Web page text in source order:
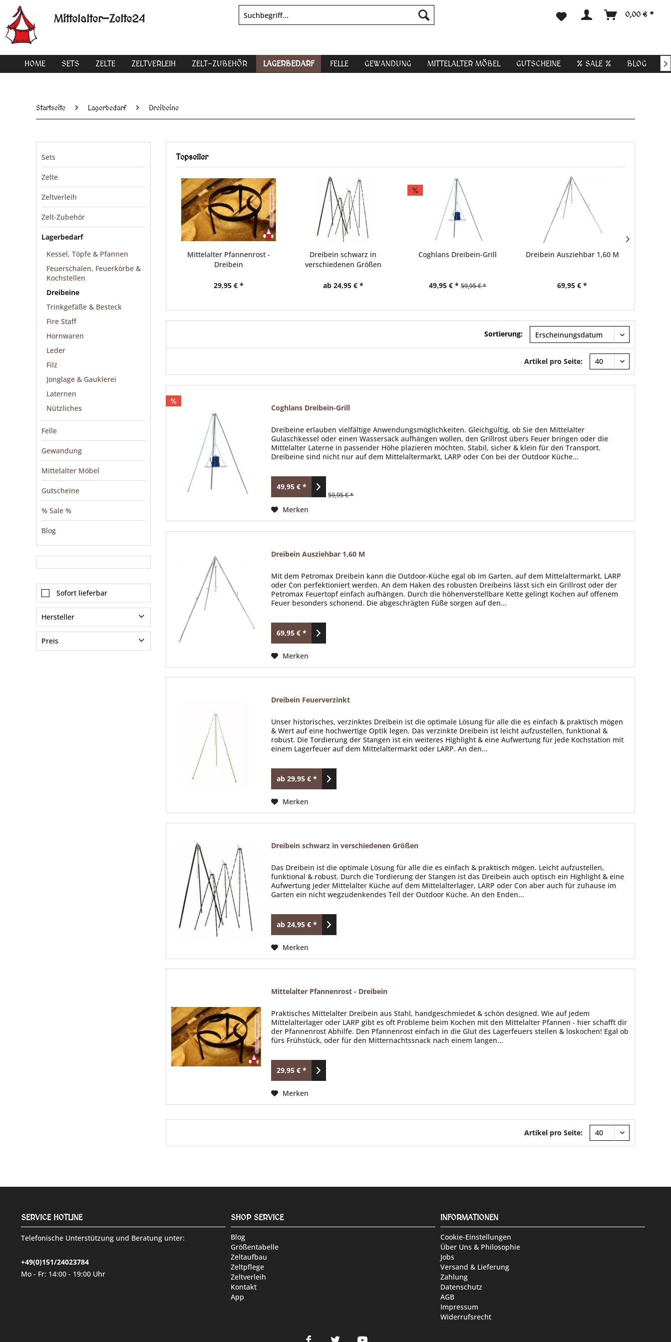
Mittelalter-Zelte24 0,00 € *
HOME SETS ZELTE ZELTVERLEIH ZELT-ZUBEHÖR LAGERBEDARF FELLE GEWANDUNG MITTELALTER MÖBEL GUTSCHEINE % SALE % BLOG 
Startseite Lagerbedarf Dreibeine
Sets
Zelte
Zeltverleih
Zelt-Zubehör
Lagerbedarf
Kessel, Töpfe & Pfannen
Feuerschalen, Feuerkörbe &
Kochstellen
Dreibeine
Trinkgefäße & Besteck
Fire Staff
Hornwaren
Leder
Filz
Jonglage & Gauklerei
Laternen
Nützliches
Felle
Gewandung
Mittelalter Möbel
Gutscheine
% Sale %
Blog
Sofort lieferbar
Hersteller
Mittelalter-Zelte24
Preis
Topseller
Mittelalter Pfannenrost -
Dreibein
29,95 € *
Dreibein schwarz in
verschiedenen Größen
ab 24,95 € *
Coghlans Dreibein-Grill
49,95 € * 59,95 € *
Dreibein Ausziehbar 1,60 M
69,95 € *
Sortierung:
Artikel pro Seite:
Coghlans Dreibein-Grill
Dreibeine erlauben vielfältige Anwendungsmöglichkeiten. Gleichgültig, ob Sie den Mittelalter
Gulaschkessel oder einen Wassersack aufhängen wollen, den Grillrost übers Feuer bringen oder die
Mittelalter Laterne in passender Höhe plazieren möchten. Stabil, sicher & klein für den Transport.
Dreibeine sind nicht nur auf dem Mittelaltermarkt, LARP oder Con bei der Outdoor Küche...
49,95 € *
59,95 € *
Merken
Dreibein Ausziehbar 1,60 M
Mit dem Petromax Dreibein kann die Outdoor-Küche egal ob im Garten, auf dem Mittelaltermarkt, LARP
oder Con perfektioniert werden. An dem Haken des robusten Dreibeins lässt sich ein Grillrost oder der
Petromax Feuertopf einfach aufhängen. Durch die höhenverstellbare Kette gelingt Kochen auf offenem
Feuer besonders schonend. Die abgeschrägten Füße sorgen auf den...
69,95 € *
Merken
Dreibein Feuerverzinkt
Unser historisches, verzinktes Dreibein ist die optimale Lösung für alle die es einfach & praktisch mögen
& Wert auf eine hochwertige Optik legen. Das verzinkte Dreibein ist leicht aufzustellen, funktional &
robust. Die Tordierung der Stangen ist ein weiteres Highlight & eine Aufwertung für jede Kochstation mit
einem Lagerfeuer auf dem Mittelaltermarkt oder LARP. An den...
ab 29,95 € *
Merken
Dreibein schwarz in verschiedenen Größen
Das Dreibein ist die optimale Lösung für alle die es einfach & praktisch mögen. Leicht aufzustellen,
funktional & robust. Durch die Tordierung der Stangen ist das Dreibein auch optisch ein Highlight & eine
Aufwertung jeder Mittelalter Küche auf dem Mittelalterlager, LARP oder Con aber auch für zuhause im
Garten ein nicht wegzudenkendes Teil der Outdoor Küche. An den Enden...
ab 24,95 € *
Merken
Mittelalter Pfannenrost - Dreibein
Praktisches Mittelalter Dreibein aus Stahl, handgeschmiedet & schön designed. Wie auf jedem
Mittelalterlager oder LARP gibt es oft Probleme beim Kochen mit den Mittelalter Pfannen - hier schafft dir
der Pfannenrost Abhilfe. Den Pfannenrost einfach in die Glut des Lagerfeuers stellen & loskochen! Egal ob
fürs Frühstück, oder für den Mitternachtssnack nach einem langen...
29,95 € *
Merken
Artikel pro Seite:
SERVICE HOTLINE
Telefonische Unterstützung und Beratung unter:
+49(0)151/24023784
Mo - Fr: 14:00 - 19:00 Uhr
SHOP SERVICE
Blog
Größentabelle
Zeltaufbau
Zeltpflege
Zeltverleih
Kontakt
App
INFORMATIONEN
Cookie-Einstellungen
Über Uns & Philosophie
Jobs
Versand & Lieferung
Zahlung
Datenschutz
AGB
Impressum
Widerrufsrecht